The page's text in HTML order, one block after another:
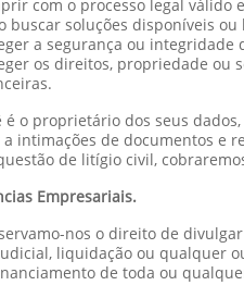
com o processo legal válido
buscar soluções disponíveis
a segurança ou integridade
os direitos, propriedade ou
é o proprietário dos seus
intimações de documentos e
de litígio civil,
Empresariais.
nos o direito de
liquidação ou qualquer
de toda ou